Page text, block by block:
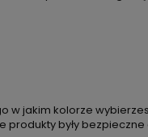
jakim kolorze
były